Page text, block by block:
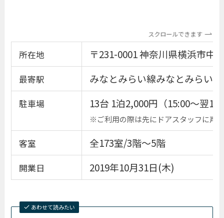
スクロールできます
所在地 〒231-0001 神奈川県横浜市中
最寄駅 みなとみらい線みなとみらい
駐車場 13台 1泊2,000円（15:00〜翌
※ご利用の際は先にドアスタッフに声
客室 全173室/3階〜5階
開業日 2019年10月31日(木)
あわせて読みたい